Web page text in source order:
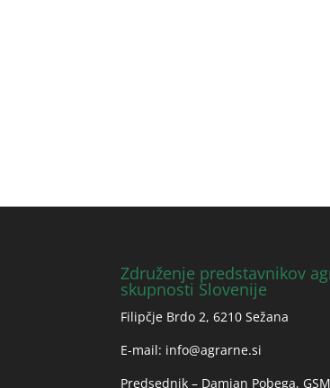
Združenje predstavnikov
skupnosti Slovenije
Filipčje Brdo 2, 6210 Sežana
E-mail: info@agrarne.si
Predsednik – Damjan Pobega,